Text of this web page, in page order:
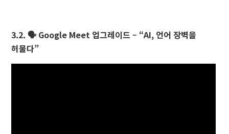
3.2. 🗣️ Google Meet 업그레이드 – “AI, 언어 장벽을
허물다”